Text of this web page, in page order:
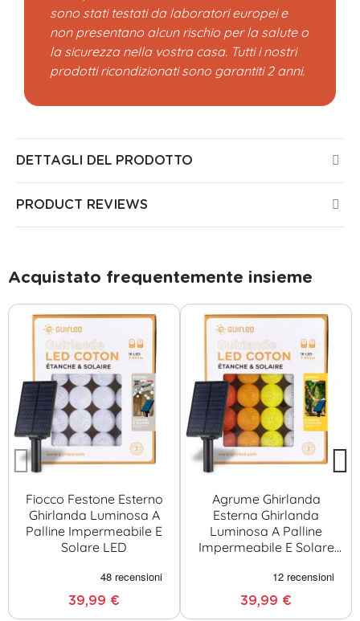
sono stati testati da laboratori europei e
non presentano alcun rischio per la salute o
la sicurezza nella vostra casa. Tutti i nostri
prodotti ricondizionati sono garantiti 2 anni.
DETTAGLI DEL PRODOTTO
PRODUCT REVIEWS
Acquistato frequentemente insieme
Fiocco Festone Esterno
Ghirlanda Luminosa A
Palline Impermeabile E
Solare LED
39,99 €
Agrume Ghirlanda
Esterna Ghirlanda
Luminosa A Palline
Impermeabile E Solare
39,99 €